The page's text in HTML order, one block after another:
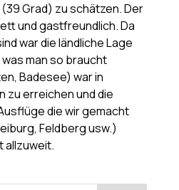
Grad) zu schätzen. Der
und gastfreundlich. Da
war die ländliche Lage
man so braucht
Badesee) war in
zu erreichen und die
die wir gemacht
Feldberg usw.)
allzuweit.